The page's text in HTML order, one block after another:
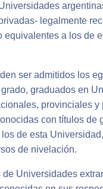
legalmente
equivalentes a los de
ser admitidos los
graduados en
provinciales y
con títulos de
de esta
de nivelación.
de Universidades